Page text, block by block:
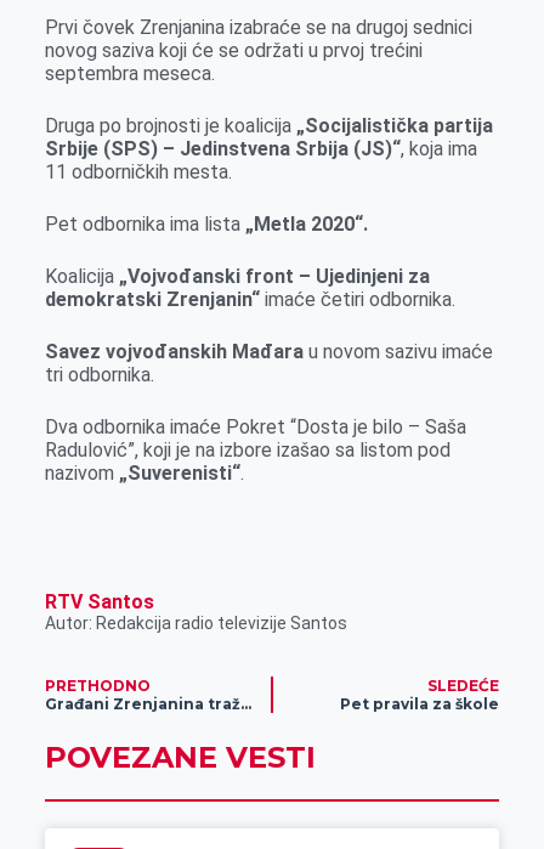
Prvi čovek Zrenjanina izabraće se na drugoj sednici
novog saziva koji će se održati u prvoj trećini
septembra meseca.
Druga po brojnosti je koalicija „Socijalistička partija
Srbije (SPS) – Jedinstvena Srbija (JS)“, koja ima
11 odborničkih mesta.
Pet odbornika ima lista „Metla 2020“.
Koalicija „Vojvođanski front – Ujedinjeni za
demokratski Zrenjanin“imaće četiri odbornika.
Savez vojvođanskih Mađarau novom sazivu imaće
tri odbornika.
Dva odbornika imaće Pokret “Dosta je bilo – Saša
Radulović”, koji je na izbore izašao sa listom pod
nazivom „Suverenisti“.
RTV Santos
Autor: Redakcija radio televizije Santos
PRETHODNO
Građani Zrenjanina traže prinudno izvršenje
SLEDEĆE
Pet pravila za škole
POVEZANE VESTI